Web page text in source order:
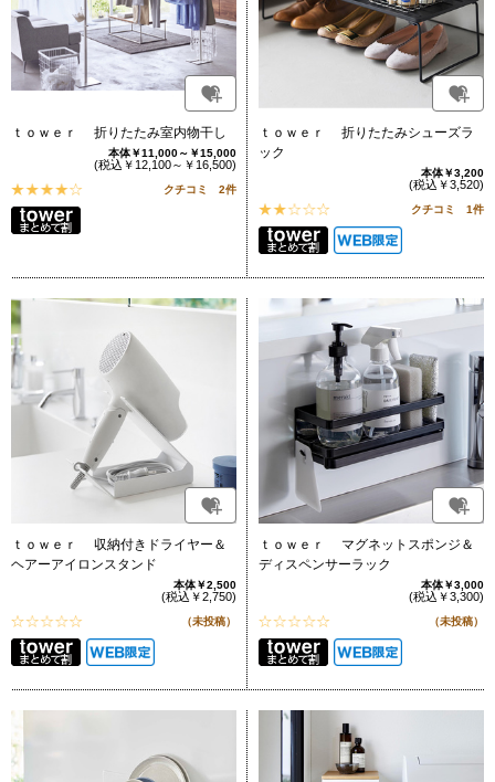
ｔｏｗｅｒ 折りたたみ室内物干し
本体￥11,000～￥15,000
(税込￥12,100～￥16,500)
クチコミ 2件
ｔｏｗｅｒ 折りたたみシューズラ
ック
本体￥3,200
(税込￥3,520)
クチコミ 1件
ｔｏｗｅｒ 収納付きドライヤー＆
ヘアーアイロンスタンド
本体￥2,500
(税込￥2,750)
（未投稿）
ｔｏｗｅｒ マグネットスポンジ＆
ディスペンサーラック
本体￥3,000
(税込￥3,300)
（未投稿）